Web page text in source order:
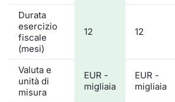
Durata
esercizio
fiscale
(mesi)
12 12
Valuta e
unità di
misura
EUR -
migliaia
EUR -
migliaia